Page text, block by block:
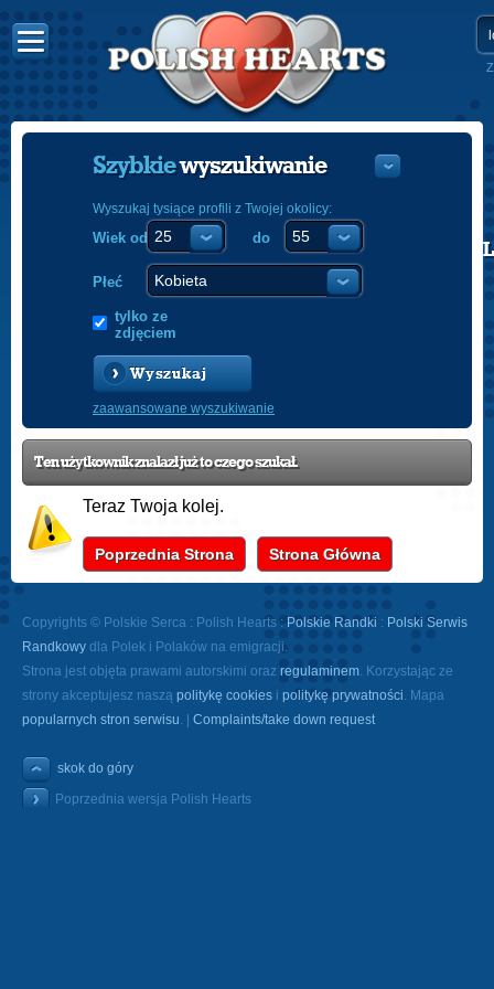
POLISH
Szybkiewyszukiwanie
Wyszukaj tysiące profili z Twojej okolicy:
Wiek od do
Płeć
tylko ze
zdjęciem
Wyszukaj
zaawansowane wyszukiwanie
Ten użytkownik znalazł już to czego szukał.
Teraz Twoja kolej.
Poprzednia Strona Strona Główna
Copyrights © Polskie Serca : Polish Hearts : Polskie Randki : Polski Serwis
Randkowy dla Polek i Polaków na emigracji.
Strona jest objęta prawami autorskimi oraz regulaminem. Korzystając ze
strony akceptujesz naszą politykę cookies i politykę prywatności. Mapa
popularnych stron serwisu. | Complaints/take down request
skok do góry
Poprzednia wersja Polish Hearts